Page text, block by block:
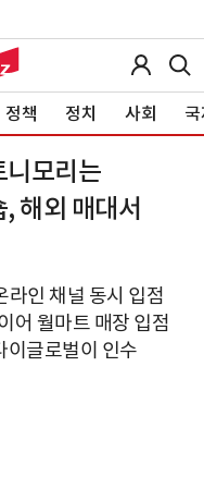
정책 정치 사회
니모리는
해외 매대서
인 채널 동시 입점
어 월마트 매장 입점
글로벌이 인수